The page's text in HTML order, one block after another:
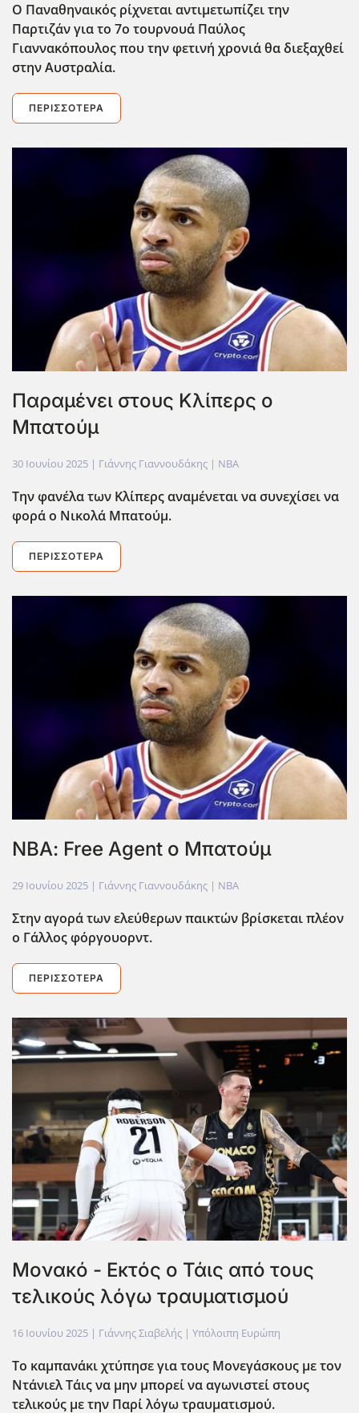
Ο Παναθηναικός ρίχνεται αντιμετωπίζει την
Παρτιζάν για το 7ο τουρνουά Παύλος
Γιαννακόπουλος που την φετινή χρονιά θα διεξαχθεί
στην Αυστραλία.
ΠΕΡΙΣΣΌΤΕΡΑ
Παραμένει στους Κλίπερς ο
Μπατούμ
30 Ιουνίου 2025 | Γιάννης Γιαννουδάκης | NBA
Την φανέλα των Κλίπερς αναμένεται να συνεχίσει να
φορά ο Νικολά Μπατούμ.
ΠΕΡΙΣΣΌΤΕΡΑ
ΝΒΑ: Free Agent ο Μπατούμ
29 Ιουνίου 2025 | Γιάννης Γιαννουδάκης | NBA
Στην αγορά των ελεύθερων παικτών βρίσκεται πλέον
ο Γάλλος φόργουορντ.
ΠΕΡΙΣΣΌΤΕΡΑ
Moνακό - Εκτός ο Τάις από τους
τελικούς λόγω τραυματισμού
16 Ιουνίου 2025 | Γιάννης Σιαβελής | Υπόλοιπη Ευρώπη
Το καμπανάκι χτύπησε για τους Μονεγάσκους με τον
Ντάνιελ Τάις να μην μπορεί να αγωνιστεί στους
τελικούς με την Παρί λόγω τραυματισμού.